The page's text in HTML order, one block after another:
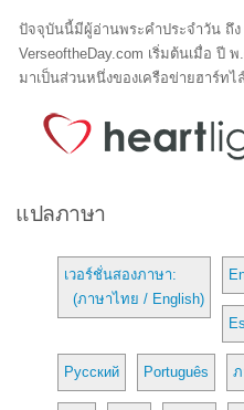
ปัจจุบันนี้มีผู้อ่านพระคำประจำวัน ถึง
VerseoftheDay.com เริ่มต้นเมื่อ ปี
มาเป็นส่วนหนึ่งของเครือข่ายฮาร์ทไ
แปลภาษา
เวอร์ชั่นสองภาษา:
(ภาษาไทย / English)
Русский Português